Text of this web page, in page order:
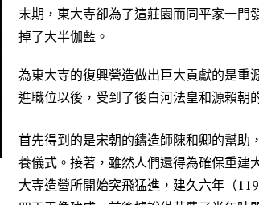
末期，東大寺卻為了這莊園而同平家一門
掉了大半伽藍。
為東大寺的復興營造做出巨大貢獻的是重
進職位以後，受到了後白河法皇和源賴朝
首先得到的是宋朝的鑄造師陳和卿的幫助
養儀式。接著，雖然人們還得為確保重建
大寺造營所開始突飛猛進，建久六年（